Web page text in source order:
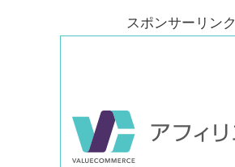
スポンサーリンク